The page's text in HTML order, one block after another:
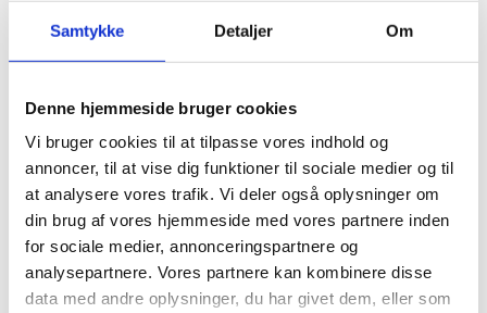
Samtykke Detaljer Om
Denne hjemmeside bruger cookies
Vi bruger cookies til at tilpasse vores indhold og
annoncer, til at vise dig funktioner til sociale medier og til
at analysere vores trafik. Vi deler også oplysninger om
din brug af vores hjemmeside med vores partnere inden
for sociale medier, annonceringspartnere og
analysepartnere. Vores partnere kan kombinere disse
data med andre oplysninger, du har givet dem, eller som
DKK 135.00
Request this product
DKK 135.00
Request this product